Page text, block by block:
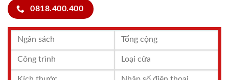
0818.400.400